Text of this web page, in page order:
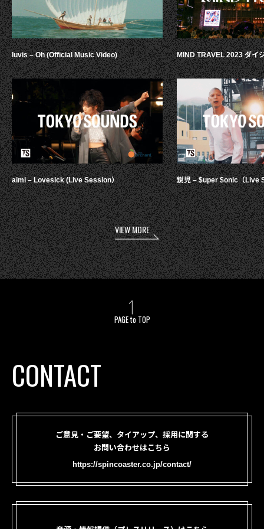
luvis – Oh (Official Music Video)
aimi – Lovesick (Live Session）
MIND TRAVEL 2023 ダイ
鋭児 – $uper $onic（Live
VIEW MORE
PAGE to TOP
CONTACT
ご意見・ご要望、タイアップ、採用に関する
お問い合わせはこちら
https://spincoaster.co.jp/contact/